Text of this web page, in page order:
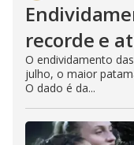
recorde e
O endividamento
julho, o maior
O dado é da...